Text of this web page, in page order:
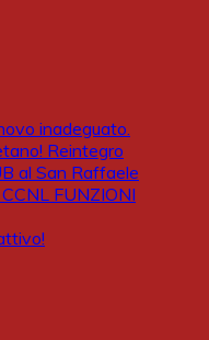
inadeguato.
Reintegro
al San Raffaele
FUNZIONI